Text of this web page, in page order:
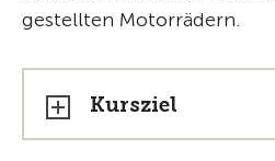
gestellten Motorrädern.
Kursziel